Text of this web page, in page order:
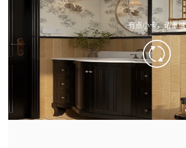
有点小卡，请重试
retry